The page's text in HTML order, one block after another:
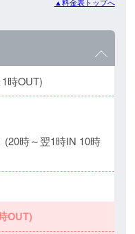
▲料金表トップへ
時OUT)
時～翌1時IN 10時
OUT)